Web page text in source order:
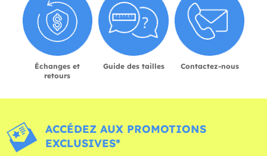
Échanges et
retours
Guide des tailles Contactez-nous
ACCÉDEZ AUX PROMOTIONS
EXCLUSIVES*